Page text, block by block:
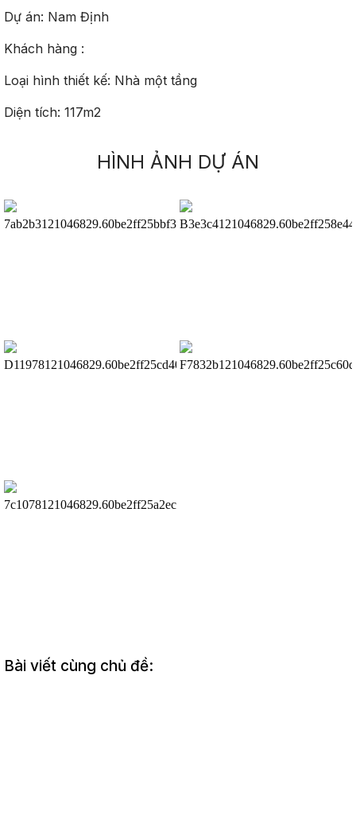
Dự án: Nam Định
Khách hàng :
Loại hình thiết kế: Nhà một tầng
Diện tích: 117m2
HÌNH ẢNH DỰ ÁN
Bài viết cùng chủ đề: